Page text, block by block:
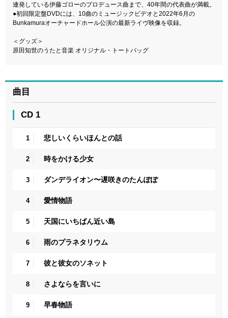
連発している伊藤ゴローのプロデュース曲まで、40年間の代表曲が満載。
●初回限定盤DVDには、10曲のミュージックビデオと2022年6月の
Bunkamuraオーチャードホール公演の最新ライヴ映像を収録。
＜グッズ＞
原田知世のうたと音楽 オリジナル・トートバッグ
曲目
CD 1
1 悲しいくらいほんとの話
2 時をかける少女
3 ダンデライオン〜遅咲きのたんぽぽ
4 愛情物語
5 天国にいちばん近い島
6 雨のプラネタリウム
7 彼と彼女のソネット
8 さよならを言いに
9 早春物語